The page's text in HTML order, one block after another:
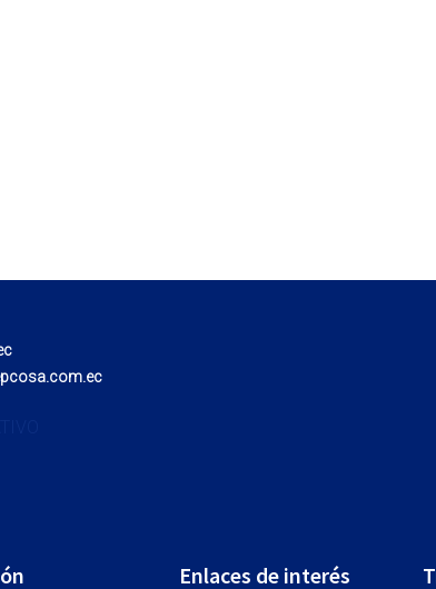
Enlaces de interés